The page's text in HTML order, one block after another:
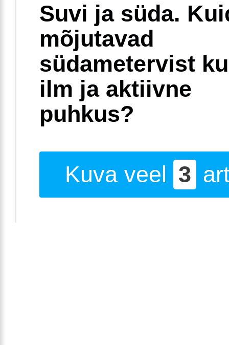
Suvi ja süda.
mõjutavad
südametervist
ilm ja aktiivne
puhkus?
Kuva veel 3